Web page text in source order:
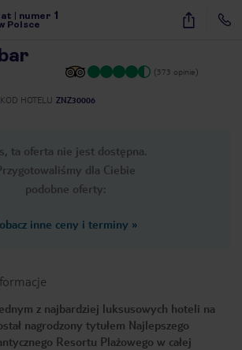
numer 1
Polsce
29
(373 opinie)
KOD HOTELU ZNZ30006
ta oferta nie jest dostępna.
dla Ciebie
podobne oferty:
inne ceny i terminy »
z najbardziej luksusowych hoteli na
nagrodzony tytułem Najlepszego
Resortu Plażowego w całej